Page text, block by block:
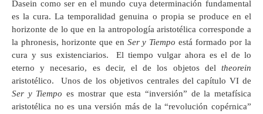
Dasein como ser en el mundo cuya determinación fundamental
es la cura. La temporalidad genuina o propia se produce en el
horizonte de lo que en la antropología aristotélica corresponde a
la phronesis, horizonte que en Ser y Tiempo está formado por la
cura y sus existenciarios. El tiempo vulgar ahora es el de lo
eterno y necesario, es decir, el de los objetos del theorein
aristotélico. Unos de los objetivos centrales del capítulo VI de
Ser y Tiempo es mostrar que esta “inversión” de la metafísica
aristotélica no es una versión más de la “revolución copérnica”